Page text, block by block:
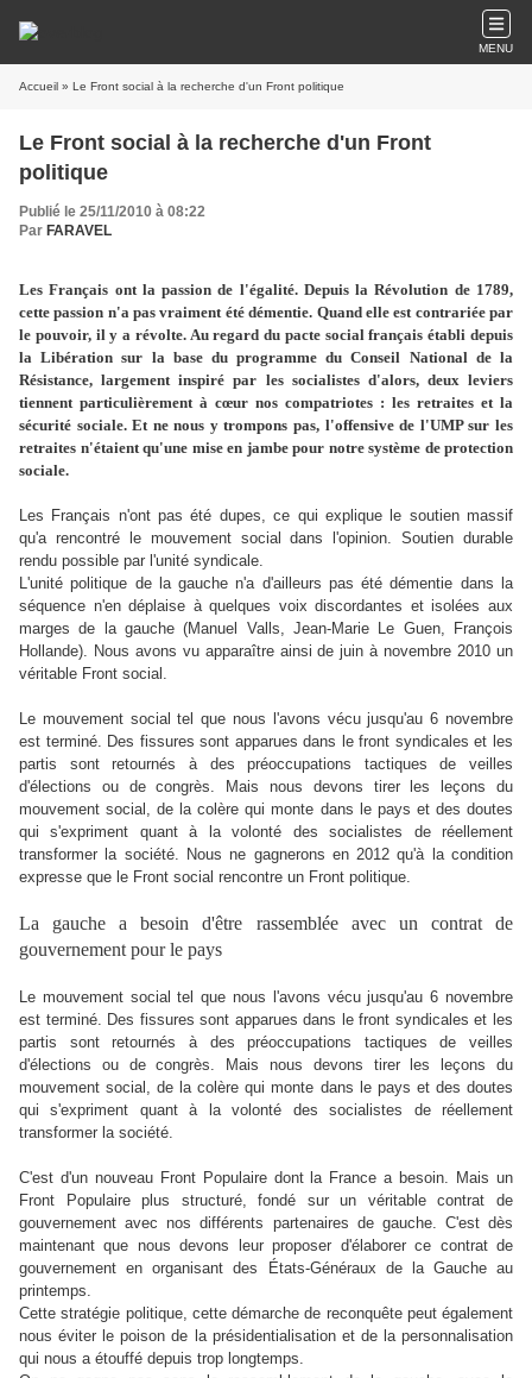
MENU
Accueil » Le Front social à la recherche d'un Front politique
Le Front social à la recherche d'un Front
politique
Publié le 25/11/2010 à 08:22
Par FARAVEL
Les Français ont la passion de l'égalité. Depuis la Révolution de 1789,
cette passion n'a pas vraiment été démentie. Quand elle est contrariée par
le pouvoir, il y a révolte. Au regard du pacte social français établi depuis
la Libération sur la base du programme du Conseil National de la
Résistance, largement inspiré par les socialistes d'alors, deux leviers
tiennent particulièrement à cœur nos compatriotes : les retraites et la
sécurité sociale. Et ne nous y trompons pas, l'offensive de l'UMP sur les
retraites n'étaient qu'une mise en jambe pour notre système de protection
sociale.
Les Français n'ont pas été dupes, ce qui explique le soutien massif
qu'a rencontré le mouvement social dans l'opinion. Soutien durable
rendu possible par l'unité syndicale.
L'unité politique de la gauche n'a d'ailleurs pas été démentie dans la
séquence n'en déplaise à quelques voix discordantes et isolées aux
marges de la gauche (Manuel Valls, Jean-Marie Le Guen, François
Hollande). Nous avons vu apparaître ainsi de juin à novembre 2010 un
véritable Front social.
Le mouvement social tel que nous l'avons vécu jusqu'au 6 novembre
est terminé. Des fissures sont apparues dans le front syndicales et les
partis sont retournés à des préoccupations tactiques de veilles
d'élections ou de congrès. Mais nous devons tirer les leçons du
mouvement social, de la colère qui monte dans le pays et des doutes
qui s'expriment quant à la volonté des socialistes de réellement
transformer la société. Nous ne gagnerons en 2012 qu'à la condition
expresse que le Front social rencontre un Front politique.
La gauche a besoin d'être rassemblée avec un contrat de
gouvernement pour le pays
Le mouvement social tel que nous l'avons vécu jusqu'au 6 novembre
est terminé. Des fissures sont apparues dans le front syndicales et les
partis sont retournés à des préoccupations tactiques de veilles
d'élections ou de congrès. Mais nous devons tirer les leçons du
mouvement social, de la colère qui monte dans le pays et des doutes
qui s'expriment quant à la volonté des socialistes de réellement
transformer la société.
C'est d'un nouveau Front Populaire dont la France a besoin. Mais un
Front Populaire plus structuré, fondé sur un véritable contrat de
gouvernement avec nos différents partenaires de gauche. C'est dès
maintenant que nous devons leur proposer d'élaborer ce contrat de
gouvernement en organisant des États-Généraux de la Gauche au
printemps.
Cette stratégie politique, cette démarche de reconquête peut également
nous éviter le poison de la présidentialisation et de la personnalisation
qui nous a étouffé depuis trop longtemps.